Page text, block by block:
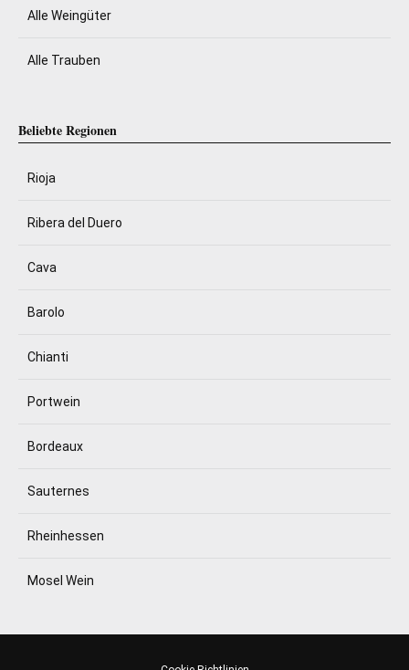
Alle Weingüter
Alle Trauben
Beliebte Regionen
Rioja
Ribera del Duero
Cava
Barolo
Chianti
Portwein
Bordeaux
Sauternes
Rheinhessen
Mosel Wein